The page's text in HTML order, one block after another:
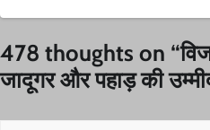
478 thoughts on “
जादूगर और पहाड़ की